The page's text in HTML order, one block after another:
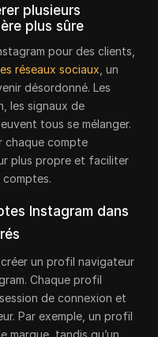
plusieurs
plus sûre
pour des clients,
réseaux sociaux , un
désordonné. Les
les signaux de
tous se mélanger.
chaque compte
plus propre et faciliter
Instagram dans
un profil navigateur
Chaque profil
de connexion et
Par exemple, un profil
marque, tandis qu’un